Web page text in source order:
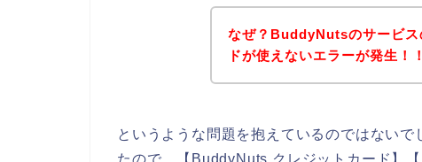
なぜ？BuddyNutsのサービス
ドが使えないエラーが発生！！
というような問題を抱えているのではない